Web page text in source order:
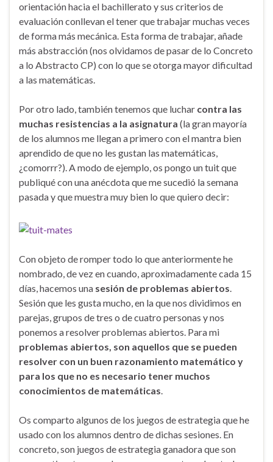
orientación hacia el bachillerato y sus criterios de
evaluación conllevan el tener que trabajar muchas veces
de forma más mecánica. Esta forma de trabajar, añade
más abstracción (nos olvidamos de pasar de lo Concreto
a lo Abstracto CP) con lo que se otorga mayor dificultad
a las matemáticas.
Por otro lado, también tenemos que luchar contra las
muchas resistencias a la asignatura (la gran mayoría
de los alumnos me llegan a primero con el mantra bien
aprendido de que no les gustan las matemáticas,
¿comorrr?). A modo de ejemplo, os pongo un tuit que
publiqué con una anécdota que me sucedió la semana
pasada y que muestra muy bien lo que quiero decir:
Con objeto de romper todo lo que anteriormente he
nombrado, de vez en cuando, aproximadamente cada 15
días, hacemos una sesión de problemas abiertos.
Sesión que les gusta mucho, en la que nos dividimos en
parejas, grupos de tres o de cuatro personas y nos
ponemos a resolver problemas abiertos. Para mi
problemas abiertos, son aquellos que se pueden
resolver con un buen razonamiento matemático y
para los que no es necesario tener muchos
conocimientos de matemáticas.
Os comparto algunos de los juegos de estrategia que he
usado con los alumnos dentro de dichas sesiones. En
concreto, son juegos de estrategia ganadora que son